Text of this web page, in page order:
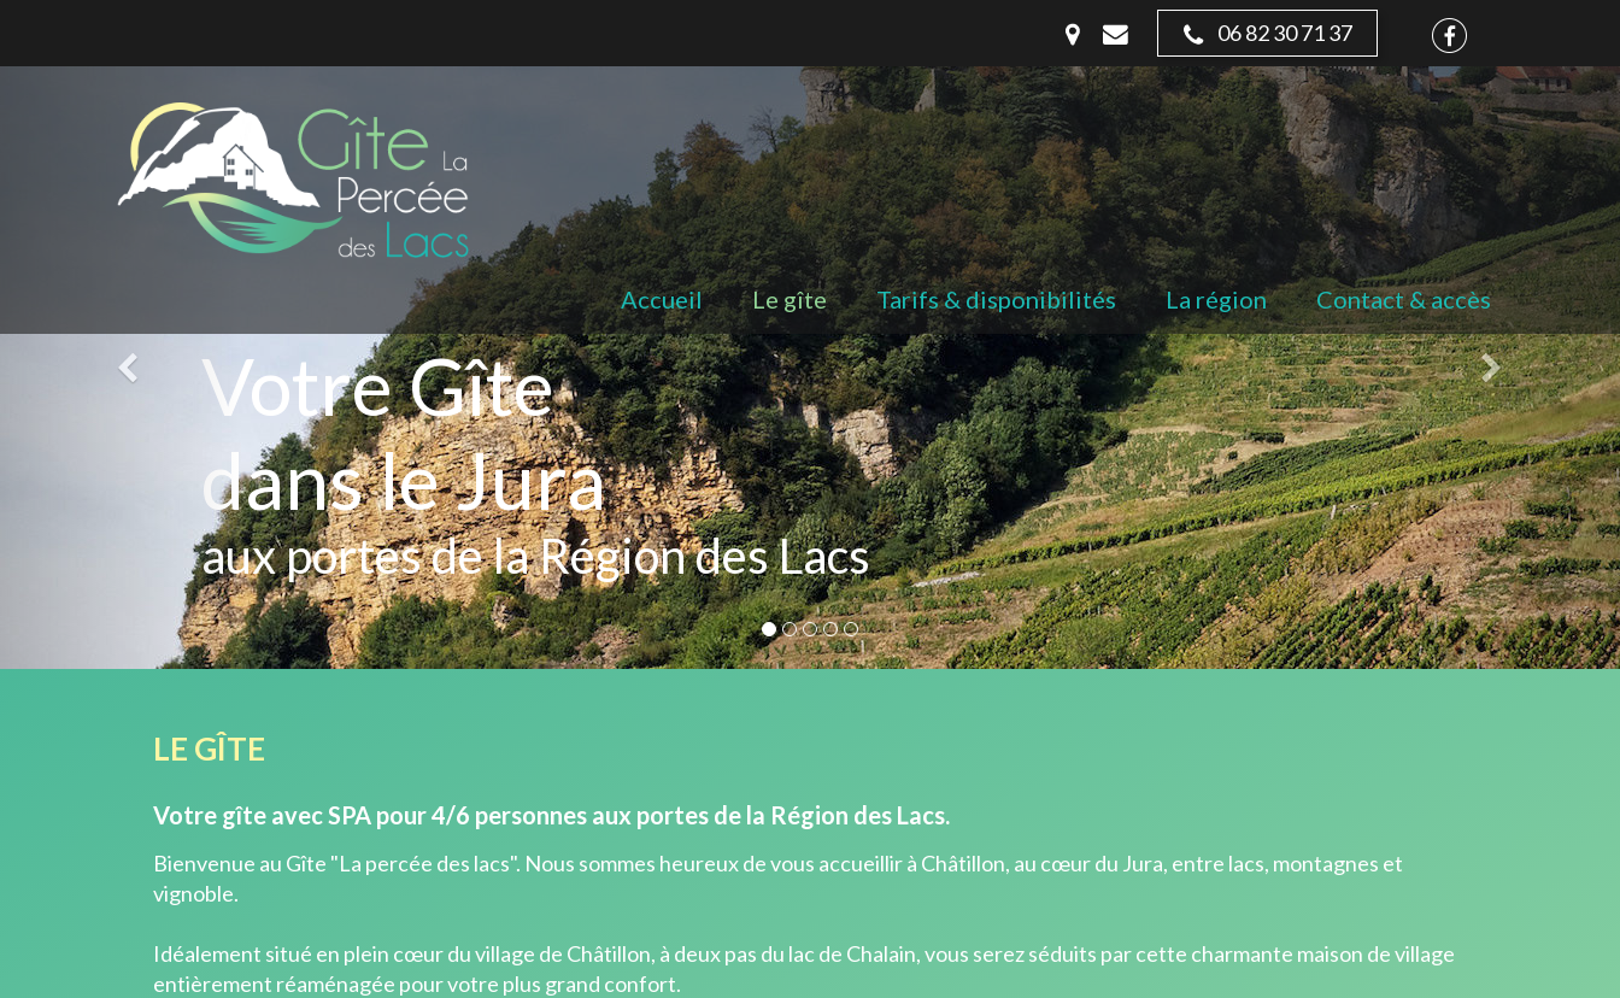
06 82 30 71 37
Votre Gîte
dans le Jura
aux portes de la Région des Lacs
Accueil Le gîte Tarifs & disponibilités La région Contact & accès
LE GÎTE
Votre gîte avec SPA pour 4/6 personnes aux portes de la Région des Lacs.
Bienvenue au Gîte "La percée des lacs". Nous sommes heureux de vous accueillir à Châtillon, au cœur du Jura, entre lacs, montagnes et
vignoble.
Idéalement situé en plein cœur du village de Châtillon, à deux pas du lac de Chalain, vous serez séduits par cette charmante maison de village
entièrement réaménagée pour votre plus grand confort.